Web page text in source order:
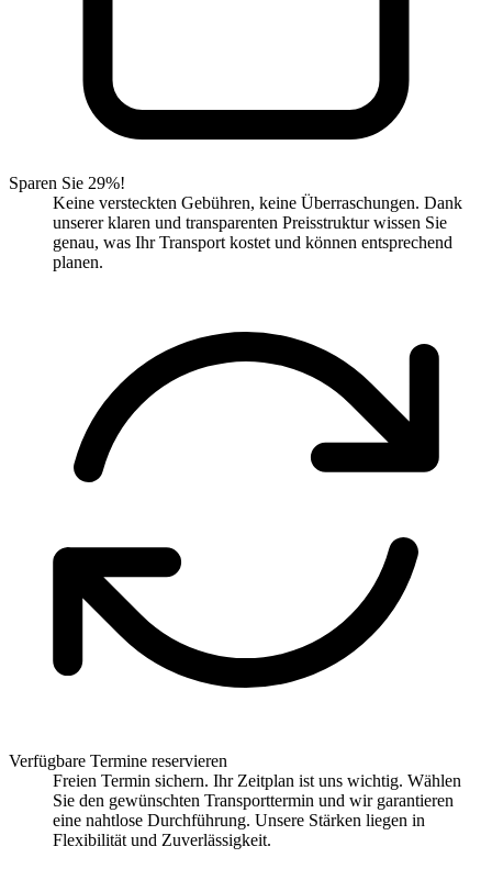
Sparen Sie 29%!
Keine versteckten Gebühren, keine Überraschungen. Dank
unserer klaren und transparenten Preisstruktur wissen Sie
genau, was Ihr Transport kostet und können entsprechend
planen.
Verfügbare Termine reservieren
Freien Termin sichern. Ihr Zeitplan ist uns wichtig. Wählen
Sie den gewünschten Transporttermin und wir garantieren
eine nahtlose Durchführung. Unsere Stärken liegen in
Flexibilität und Zuverlässigkeit.